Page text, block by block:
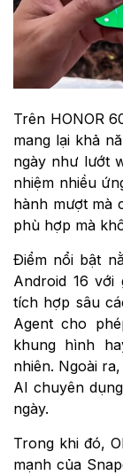
Trên HONOR
mang lại khả
ngày như lướt
nhiệm nhiều
hành mượt mà
phù hợp mà
Điểm nổi bật
Android 16 với
tích hợp sâu
Agent cho
khung hình
nhiên. Ngoài
AI chuyên
ngày.
Trong khi đó,
mạnh của